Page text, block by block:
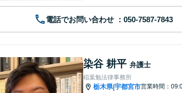
電話でお問い合わせ
染谷 耕平 弁護士
稲葉勉法律事務所
栃木県|宇都宮市営業時間：